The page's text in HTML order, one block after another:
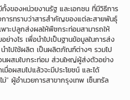
งของหน่วยงานรัฐ และเอกชน ที่มีวิธีการ
รทราบว่าสารสำคัญของแต่ละสายพันธ์ุ
ะปลูกส่งผลให้พืชกระท่อมสามารถให้
างไร เพื่อนำไปเป็นฐานข้อมูลในการส่ง
ำไปใช้ผลิต เป็นผลิตภัณฑ์ต่างๆ รวมไป
สมใบกระท่อม ส่วนใหญ่ผู้ส่งตัวอย่าง
อผสมไปแล้วจะมีประโยชน์ และได้
ผู้อำนวยการสาขากรุงเทพ เซ็นทรัล